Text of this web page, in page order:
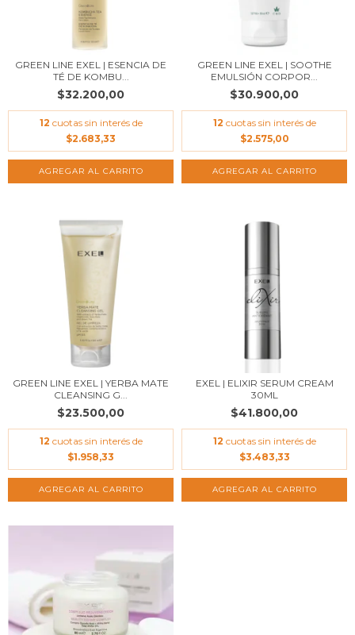
GREEN LINE EXEL | ESENCIA DE
TÉ DE KOMBU...
$32.200,00
12 cuotas sin interés de
$2.683,33
GREEN LINE EXEL | SOOTHE
EMULSIÓN CORPOR...
$30.900,00
12 cuotas sin interés de
$2.575,00
GREEN LINE EXEL | YERBA MATE
CLEANSING G...
$23.500,00
12 cuotas sin interés de
$1.958,33
EXEL | ELIXIR SERUM CREAM
30ML
$41.800,00
12 cuotas sin interés de
$3.483,33
AGREGAR AL CARRITO